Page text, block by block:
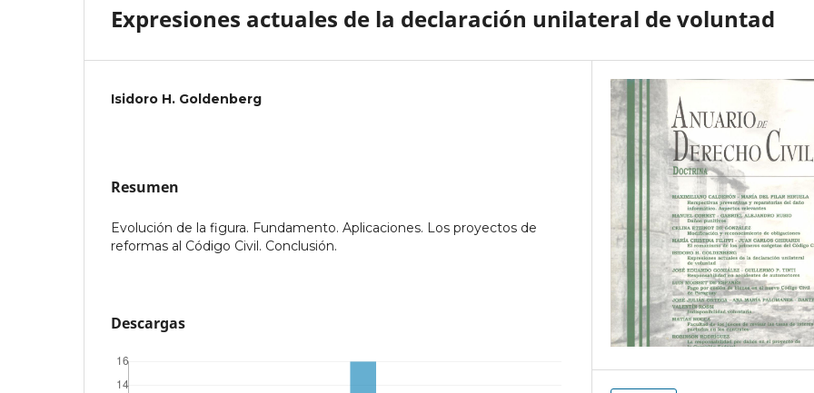
Expresiones actuales de la declaración unilateral de voluntad
Isidoro H. Goldenberg
Resumen
Evolución de la figura. Fundamento. Aplicaciones. Los proyectos de
reformas al Código Civil. Conclusión.
Descargas